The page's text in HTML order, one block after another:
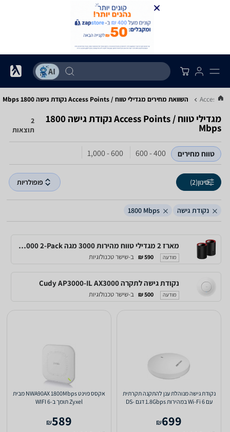
השוואת מחירים מגדילי טווח / Access Points ‏נקודת גישה ‏1800 ‏Mbps
מגדילי טווח / Access Points ‏נקודת גישה ‏1800
2
תוצאות
טווח מחירים 400 - 600
600 - 1,000
סינון(2) פופולריות
נקודת גישה 1800‎ Mbps
מארז 2 מגדילי טווח מהירות 3000 מגה CUDY M3000 2-Pack
מודעה 590 ₪ ב-שישר טכנולוגיות
נקודת גישה לתקרה Cudy AP3000-IL AX3000
מודעה 500 ₪ ב-שישר טכנולוגיות
נקודת גישה מנוהלת ענן להתקנה תקרתית
עם Wi-Fi 6 במהירות 1.8Gbps דגם DS-
699
₪
אקסס פוינט NWA90AX 1800Mbps מבית
Zyxel תומך ב-WIFI 6
589
₪